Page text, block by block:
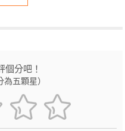
個分吧！
為五顆星）